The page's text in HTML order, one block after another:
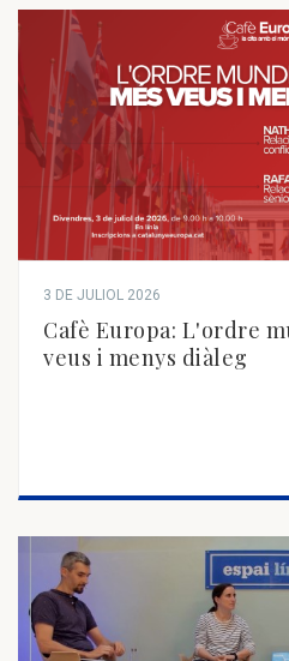
3 DE JULIOL 2026
Cafè Europa: L'ordre
veus i menys diàleg